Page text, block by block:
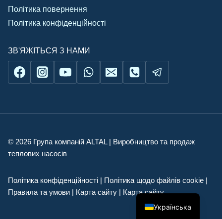
Політика повернення
Політика конфіденційності
ЗВ'ЯЖІТЬСЯ З НАМИ
© 2026 Група компаній ALTAL | Виробництво та продаж
теплових насосів
Політика конфіденційності | Політика щодо файлів cookie |
Правила та умови | Карта сайту | Карта сайту
Українська
Română